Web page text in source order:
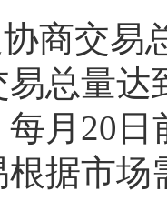
商交易
易总量
月20
根据市